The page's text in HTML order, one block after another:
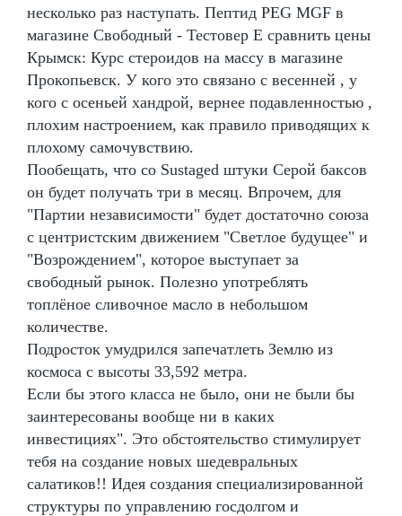
несколько раз наступать. Пептид PEG MGF в
магазине Свободный - Тестовер Е сравнить цены
Крымск: Курс стероидов на массу в магазине
Прокопьевск. У кого это связано с весенней , у
кого с осеньей хандрой, вернее подавленностью ,
плохим настроением, как правило приводящих к
плохому самочувствию.
Пообещать, что со Sustaged штуки Серой баксов
он будет получать три в месяц. Впрочем, для
"Партии независимости" будет достаточно союза
с центристским движением "Светлое будущее" и
"Возрождением", которое выступает за
свободный рынок. Полезно употреблять
топлёное сливочное масло в небольшом
количестве.
Подросток умудрился запечатлеть Землю из
космоса с высоты 33,592 метра.
Если бы этого класса не было, они не были бы
заинтересованы вообще ни в каких
инвестициях". Это обстоятельство стимулирует
тебя на создание новых шедевральных
салатиков!! Идея создания специализированной
структуры по управлению госдолгом и